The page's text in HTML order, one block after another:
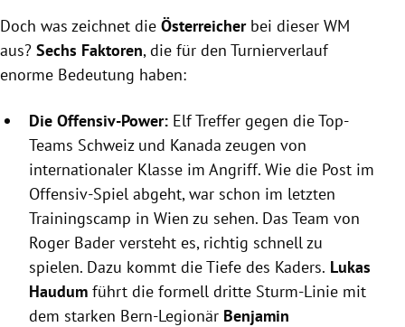
Doch was zeichnet die Österreicher bei dieser WM
aus? Sechs Faktoren, die für den Turnierverlauf
enorme Bedeutung haben:
Die Offensiv-Power: Elf Treffer gegen die Top-
Teams Schweiz und Kanada zeugen von
internationaler Klasse im Angriff. Wie die Post im
Offensiv-Spiel abgeht, war schon im letzten
Trainingscamp in Wien zu sehen. Das Team von
Roger Bader versteht es, richtig schnell zu
spielen. Dazu kommt die Tiefe des Kaders. Lukas
Haudum führt die formell dritte Sturm-Linie mit
dem starken Bern-Legionär Benjamin